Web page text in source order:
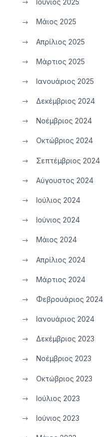
Ιούνιος 2025
Μάιος 2025
Απρίλιος 2025
Μάρτιος 2025
Ιανουάριος 2025
Δεκέμβριος 2024
Νοέμβριος 2024
Οκτώβριος 2024
Σεπτέμβριος 2024
Αύγουστος 2024
Ιούλιος 2024
Ιούνιος 2024
Μάιος 2024
Απρίλιος 2024
Μάρτιος 2024
Φεβρουάριος 2024
Ιανουάριος 2024
Δεκέμβριος 2023
Νοέμβριος 2023
Οκτώβριος 2023
Ιούλιος 2023
Ιούνιος 2023